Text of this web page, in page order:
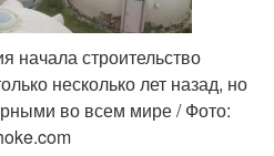
начала строительство
несколько лет назад, но
во всем мире / Фото: